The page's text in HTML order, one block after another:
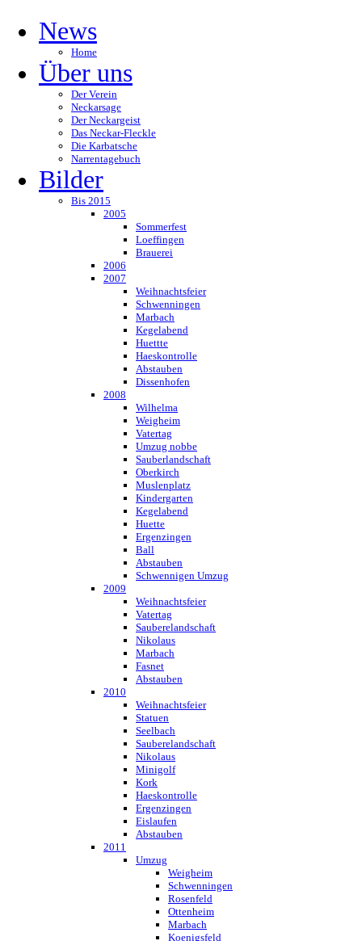
News
Home
Über uns
Der Verein
Neckarsage
Der Neckargeist
Das Neckar-Fleckle
Die Karbatsche
Narrentagebuch
Bilder
Bis 2015
2005
Sommerfest
Loeffingen
Brauerei
2006
2007
Weihnachtsfeier
Schwenningen
Marbach
Kegelabend
Huettte
Haeskontrolle
Abstauben
Dissenhofen
2008
Wilhelma
Weigheim
Vatertag
Umzug nobbe
Sauberlandschaft
Oberkirch
Muslenplatz
Kindergarten
Kegelabend
Huette
Ergenzingen
Ball
Abstauben
Schwennigen Umzug
2009
Weihnachtsfeier
Vatertag
Sauberelandschaft
Nikolaus
Marbach
Fasnet
Abstauben
2010
Weihnachtsfeier
Statuen
Seelbach
Sauberelandschaft
Nikolaus
Minigolf
Kork
Haeskontrolle
Ergenzingen
Eislaufen
Abstauben
2011
Umzug
Weigheim
Schwenningen
Rosenfeld
Ottenheim
Marbach
Koenigsfeld